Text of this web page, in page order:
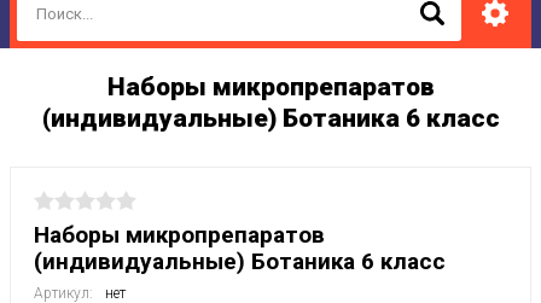
Наборы микропрепаратов
(индивидуальные) Ботаника 6 класс
Наборы микропрепаратов
(индивидуальные) Ботаника 6 класс
Артикул: нет